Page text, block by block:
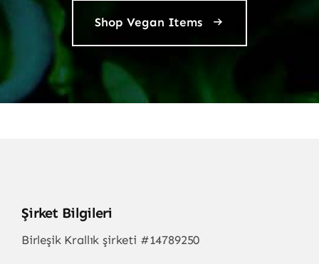
Shop Vegan Items
Şirket Bilgileri
Birleşik Krallık şirketi #14789250